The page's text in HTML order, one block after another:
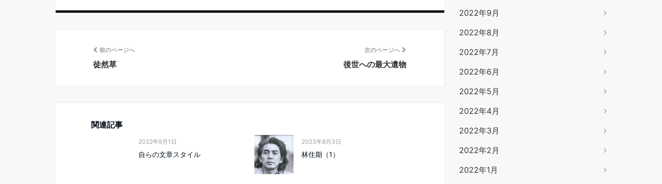
前のページへ
徒然草
次のページへ
後世への最大遺物
関連記事
2022年9月1日
自らの文章スタイル
2023年8月3日
林住期（1）
2022年9月
2022年8月
2022年7月
2022年6月
2022年5月
2022年4月
2022年3月
2022年2月
2022年1月